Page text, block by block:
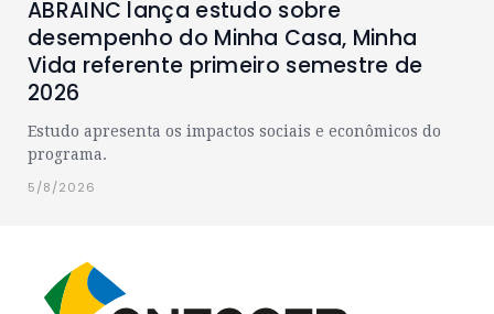
ABRAINC lança estudo sobre
desempenho do Minha Casa, Minha
Vida referente primeiro semestre de
2026
Estudo apresenta os impactos sociais e econômicos do
programa.
5/8/2026